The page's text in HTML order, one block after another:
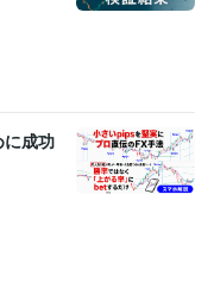
に成功